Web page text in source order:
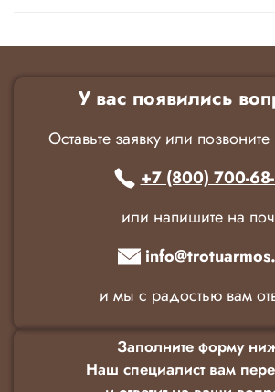
У вас появились
Оставьте заявку или
+7 (800) 700-
или напишите на
и мы с радостью вам
Заполните форму
Наш специалист вам